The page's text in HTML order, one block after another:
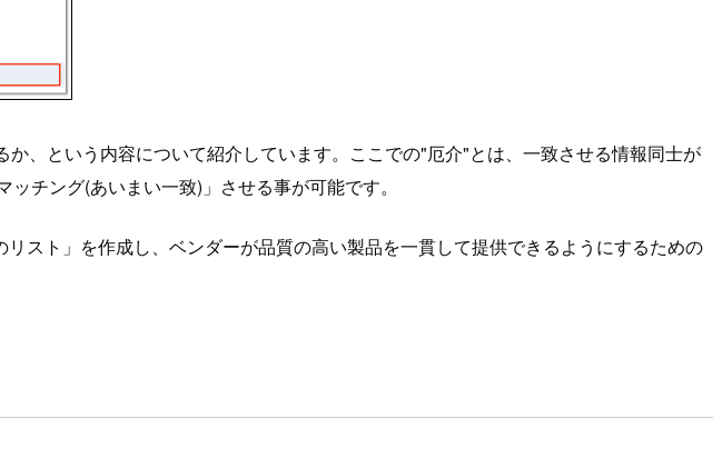
、という内容について紹介しています。ここでの"厄介"とは、一致させる情報同士が
チング(あいまい一致)」させる事が可能です。
スト」を作成し、ベンダーが品質の高い製品を一貫して提供できるようにするための